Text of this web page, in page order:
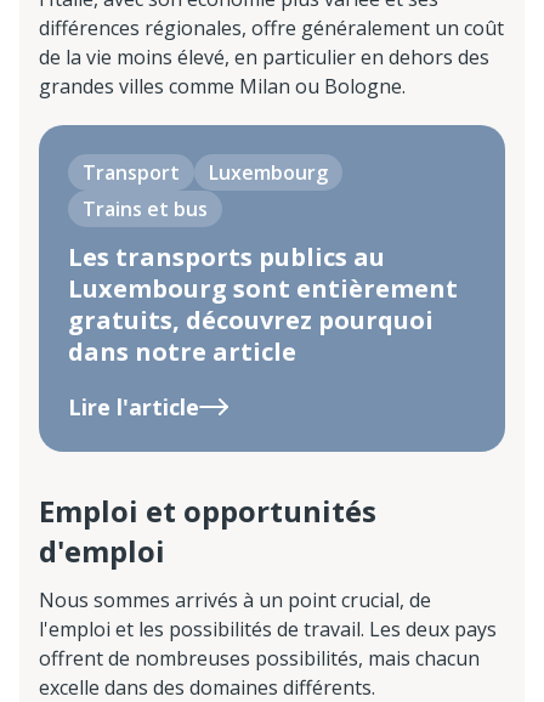
différences régionales, offre généralement un coût
de la vie moins élevé, en particulier en dehors des
grandes villes comme Milan ou Bologne.
Transport
Luxembourg
Trains et bus
Les transports publics au
Luxembourg sont entièrement
gratuits, découvrez pourquoi
dans notre article
Lire l'article
Emploi et opportunités
d'emploi
Nous sommes arrivés à un point crucial, de
l'emploi et les possibilités de travail. Les deux pays
offrent de nombreuses possibilités, mais chacun
excelle dans des domaines différents.